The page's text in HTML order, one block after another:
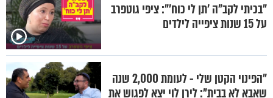
"בכיתי לקב"ה 'תן לי כוח'": ציפי גוטפרב
על 15 שנות ציפייה לילדים
"הפינוי הקטן שלי - לעומת 2,000 שנה
שאבא לא בבית": לירן לוי יצא לפגוש את